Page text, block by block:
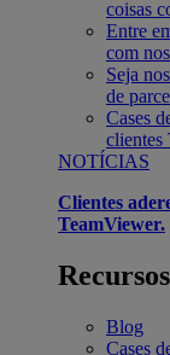
coisas
Entre
com
Seja
de
Cases
clientes
NOTÍCIAS
Clientes
TeamViewer.
Recursos
Blog
Cases